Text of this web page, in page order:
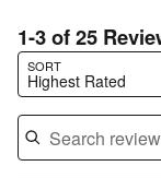
1-3 of 25
SORT
Highest Rated
Search reviews…